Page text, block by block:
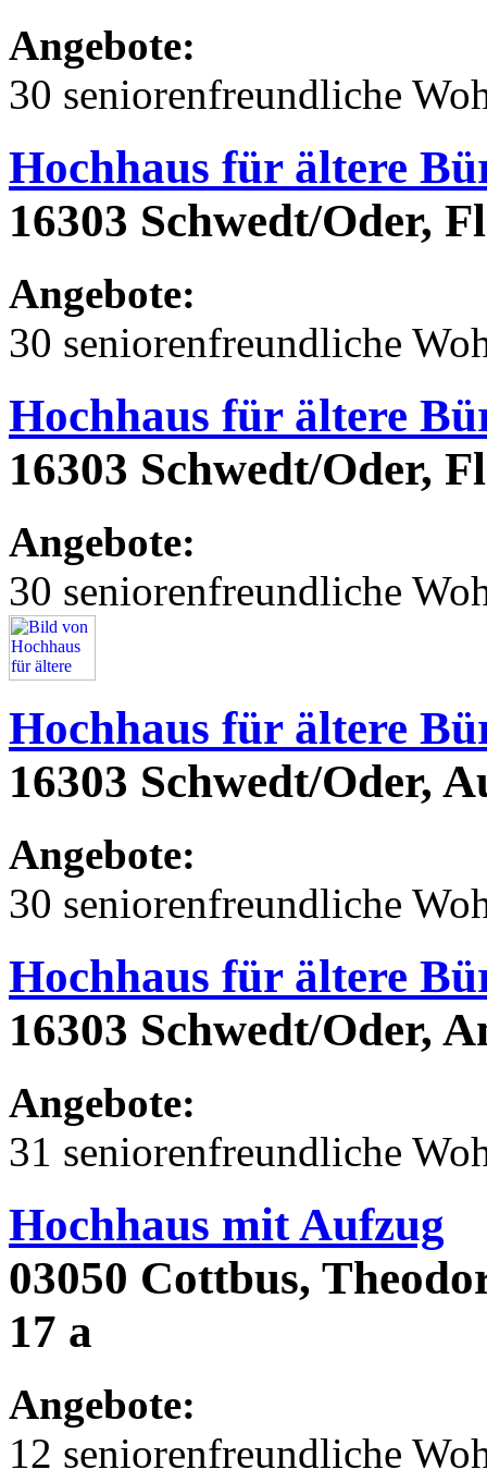
Angebote:
30 seniorenfreundliche
Hochhaus für ältere
16303 Schwedt/Oder,
Angebote:
30 seniorenfreundliche
Hochhaus für ältere
16303 Schwedt/Oder,
Angebote:
30 seniorenfreundliche
Hochhaus für ältere
16303 Schwedt/Oder,
Angebote:
30 seniorenfreundliche
Hochhaus für ältere
16303 Schwedt/Oder,
Angebote:
31 seniorenfreundliche
Hochhaus mit Aufzug
03050 Cottbus,
17 a
Angebote:
12 seniorenfreundliche